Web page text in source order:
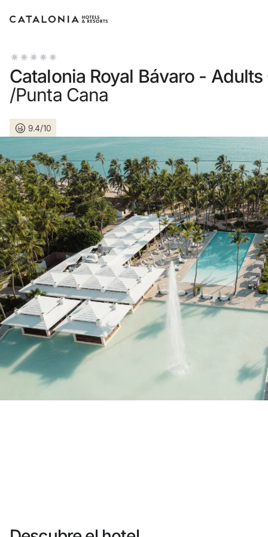
Inicia sesión en tu cuenta
Iniciar sesión
¿Olvidaste tu contraseña?
o usa una de estas opciones
Entra con Google
Iniciar sesión solo con mail
¿Aún no tienes cuenta?
Crear una cuenta
Disfruta los beneficios de formar parte de
Mejor precio garantizado
Catalonia Royal Bávaro - Adults
/Punta Cana
9.4/10